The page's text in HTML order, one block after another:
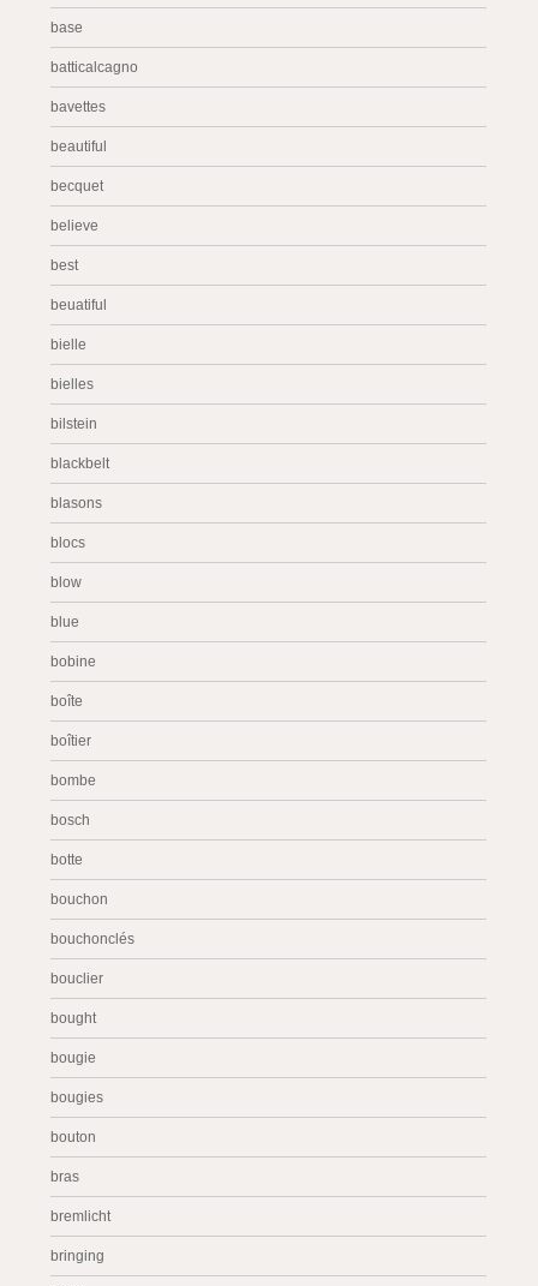
base
batticalcagno
bavettes
beautiful
becquet
believe
best
beuatiful
bielle
bielles
bilstein
blackbelt
blasons
blocs
blow
blue
bobine
boîte
boîtier
bombe
bosch
botte
bouchon
bouchonclés
bouclier
bought
bougie
bougies
bouton
bras
bremlicht
bringing